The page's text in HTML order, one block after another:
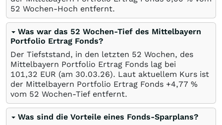
52 Wochen-Hoch entfernt.
Was war das 52 Wochen-Tief des Mittelbayern
Portfolio Ertrag Fonds?
Der Tiefststand, in den letzten 52 Wochen, des
Mittelbayern Portfolio Ertrag Fonds lag bei
101,32 EUR (am 30.03.26). Laut aktuellem Kurs ist
der Mittelbayern Portfolio Ertrag Fonds +4,77 %
vom 52 Wochen-Tief entfernt.
Was sind die Vorteile eines Fonds-Sparplans?